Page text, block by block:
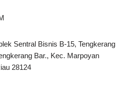
Sentral Bisnis B-15, Tengkerang
Bar., Kec. Marpoyan
28124